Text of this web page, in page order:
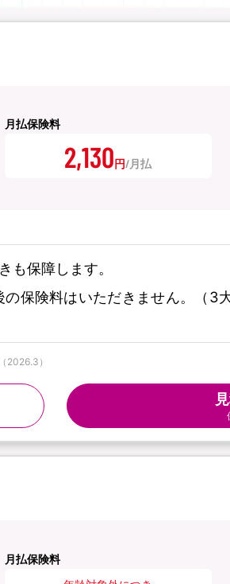
月払保険料
2,130円
も保障します。
保険料はいただきません。（3
2026.3）
月払保険料